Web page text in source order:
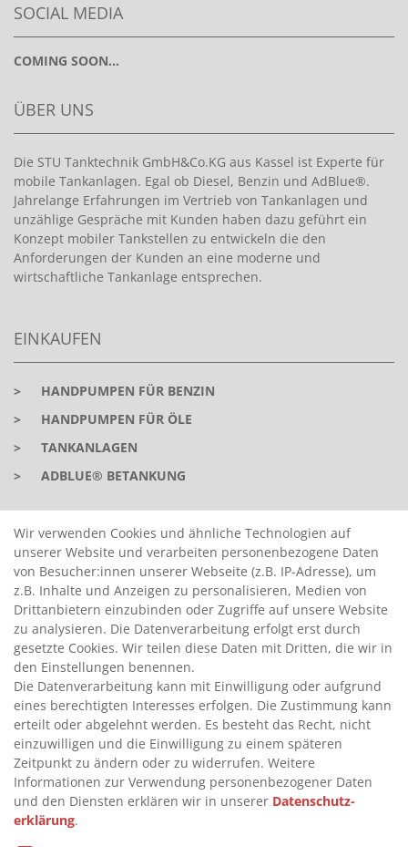
SOCIAL MEDIA
COMING SOON...
ÜBER UNS
Die STU Tanktechnik GmbH&Co.KG aus Kassel ist Experte für
mobile Tankanlagen. Egal ob Diesel, Benzin und AdBlue®.
Jahrelange Erfahrungen im Vertrieb von Tankanlagen und
unzählige Gespräche mit Kunden haben dazu geführt ein
Konzept mobiler Tankstellen zu entwickeln die den
Anforderungen der Kunden an eine moderne und
wirtschaftliche Tankanlage entsprechen.
EINKAUFEN
>
HANDPUMPEN FÜR BENZIN
>
HANDPUMPEN FÜR ÖLE
>
TANKANLAGEN
>
ADBLUE® BETANKUNG
INFORMATIONEN
>
FAQ
>
VERTRAG WIDERRUFEN
>
WIDERRUFSRECHT
>
WIDERRUFSFORMULAR
>
IMPRESSUM
>
DATENSCHUTZERKLÄRUNG
>
AGB
>
KONTAKT
Wir verwenden Cookies und ähnliche Technologien auf
unserer Website und verarbeiten personenbezogene Daten
von Besucher:innen unserer Webseite (z.B. IP-Adresse), um
z.B. Inhalte und Anzeigen zu personalisieren, Medien von
Drittanbietern einzubinden oder Zugriffe auf unsere Website
zu analysieren. Die Datenverarbeitung erfolgt erst durch
gesetzte Cookies. Wir teilen diese Daten mit Dritten, die wir in
den Einstellungen benennen.
Die Datenverarbeitung kann mit Einwilligung oder aufgrund
eines berechtigten Interesses erfolgen. Die Zustimmung kann
erteilt oder abgelehnt werden. Es besteht das Recht, nicht
einzuwilligen und die Einwilligung zu einem späteren
Zeitpunkt zu ändern oder zu widerrufen. Weitere
Informationen zur Verwendung personenbezogener Daten
und den Diensten erklären wir in unserer Daten­schutz­
erklärung.